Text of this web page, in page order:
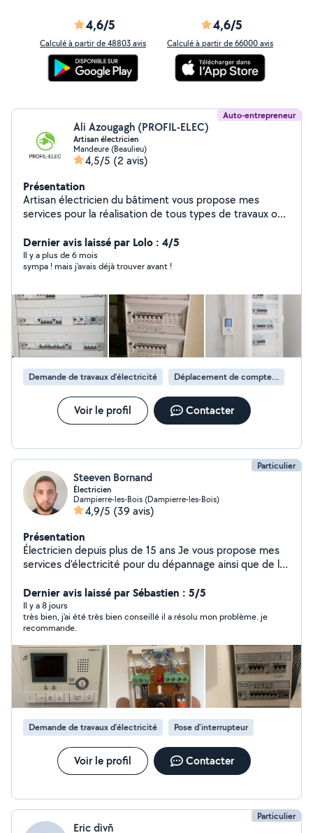
4,6/5
Calculé à partir de 48803 avis
4,6/5
Calculé à partir de 66000 avis
Auto-entrepreneur
Ali Azougagh (PROFIL-ELEC)
Artisan électricien
Mandeure (Beaulieu)
4,5/5 (2 avis)
Présentation
Artisan électricien du bâtiment vous propose mes
services pour la réalisation de tous types de travaux ou
partielle Dépannage, diagnostic Mise aux normes NFC
15-100. Passage consuel pour l'obtention du certificat
de conformité.
Dernier avis laissé par Lolo : 4/5
Il y a plus de 6 mois
sympa ! mais j'avais déjà trouver avant !
Demande de travaux d’électricité Déplacement de compteur électrique
Voir le profil Contacter
Particulier
Steeven Bornand
Électricien
Dampierre-les-Bois (Dampierre-les-Bois)
4,9/5 (39 avis)
Présentation
Électricien depuis plus de 15 ans Je vous propose mes
services d'électricité pour du dépannage ainsi que de la
Dernier avis laissé par Sébastien : 5/5
Il y a 8 jours
très bien, j'ai été très bien conseillé il a résolu mon problème. je
recommande.
Demande de travaux d’électricité Pose d'interrupteur
Voir le profil Contacter
Particulier
Eric divñ